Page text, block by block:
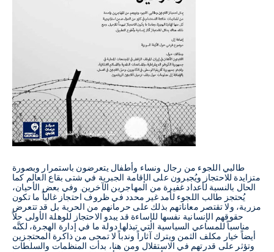
طالبي اللجوء من رجال ونساء وأطفال يتعرضون باستمرار وبصورة
متزايدة للاحتجاز ويُجبرون على الإقامة الجبرية في شتى بقاع العالم كما
الحال بالنسبة لأعداد غفيرة من المهاجرين الآخرين. وفي بعض الأحيان،
يُحتجز طالب اللجوء لأمد غير محدد في ظروف احتجاز غالباً ما تكون
مزرية، ولا تقتصر معاناتهم بذلك على حرمانهم من الحرية بل قد تتعرض
حقوقهم الإنسانية نفسها للإساءة قد يبدو الاحتجاز للوهلة الأولى حلاً
مناسباً للمساعي السياسية التي تبذلها دولة ما في إدارة الهجرة، لكنَّه
أيضاً خيار مكلف الثمن ويترك آثاراً وندباً لا تمحى من ذاكرة المحتجزين
وتؤثر على قدرتهم في الاستقلال ومن هنا، بدأت المنظمات والسلطات